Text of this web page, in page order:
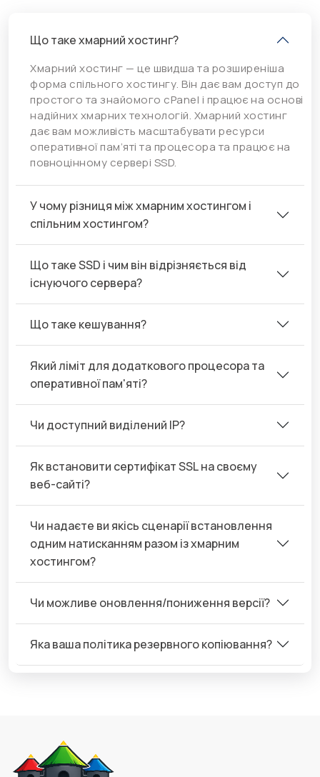
Що таке хмарний хостинг?
Хмарний хостинг — це швидша та розширеніша
форма спільного хостингу. Він дає вам доступ до
простого та знайомого cPanel і працює на основі
надійних хмарних технологій. Хмарний хостинг
дає вам можливість масштабувати ресурси
оперативної пам’яті та процесора та працює на
повноцінному сервері SSD.
У чому різниця між хмарним хостингом і
спільним хостингом?
Що таке SSD і чим він відрізняється від
існуючого сервера?
Що таке кешування?
Який ліміт для додаткового процесора та
оперативної пам'яті?
Чи доступний виділений IP?
Як встановити сертифікат SSL на своєму
веб-сайті?
Чи надаєте ви якісь сценарії встановлення
одним натисканням разом із хмарним
хостингом?
Чи можливе оновлення/пониження версії?
Яка ваша політика резервного копіювання?